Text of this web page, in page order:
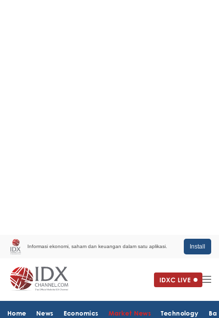
Informasi ekonomi, saham dan keuangan dalam satu aplikasi. Install
Home News Economics Market News Technology